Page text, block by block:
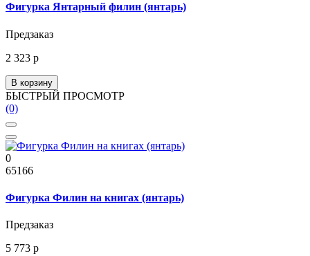
Фигурка Янтарный филин (янтарь)
Предзаказ
2 323 р
В корзину
БЫСТРЫЙ ПРОСМОТР
(0)
0
65166
Фигурка Филин на книгах (янтарь)
Предзаказ
5 773 р